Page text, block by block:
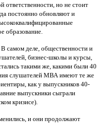
ответственности, но не стоит
постоянно обновляют и
образование.
самом деле, общественности и
бизнес-школы и курсы,
такими же, какими были 40
слушателей МВА имеют те же
как у выпускников 40-
выпускники сыграли
кризисе).
и они продолжают